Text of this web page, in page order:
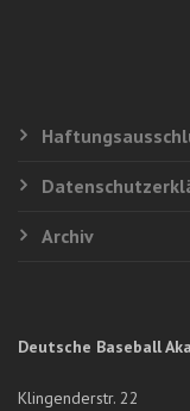
Archiv
Deutsche Baseball
Klingenderstr. 22